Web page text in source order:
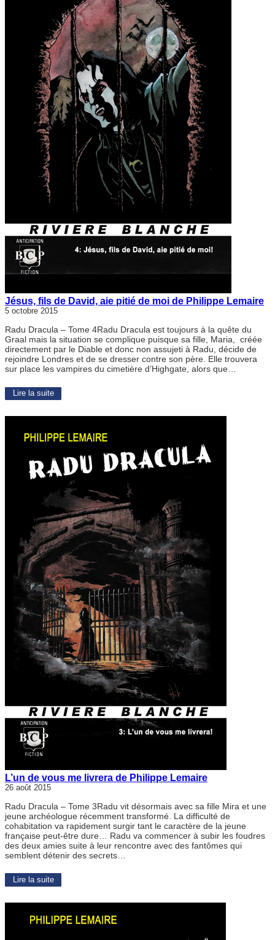
Jésus, fils de David, aie pitié de moi de Philippe Lemaire
5 octobre 2015
Radu Dracula – Tome 4Radu Dracula est toujours à la quête du
Graal mais la situation se complique puisque sa fille, Maria, créée
directement par le Diable et donc non assujeti à Radu, décide de
rejoindre Londres et de se dresser contre son père. Elle trouvera
sur place les vampires du cimetière d’Highgate, alors que…
Lire la suite
L’un de vous me livrera de Philippe Lemaire
26 août 2015
Radu Dracula – Tome 3Radu vit désormais avec sa fille Mira et une
jeune archéologue récemment transformé. La difficulté de
cohabitation va rapidement surgir tant le caractère de la jeune
française peut-être dure… Radu va commencer à subir les foudres
des deux amies suite à leur rencontre avec des fantômes qui
semblent détenir des secrets…
Lire la suite